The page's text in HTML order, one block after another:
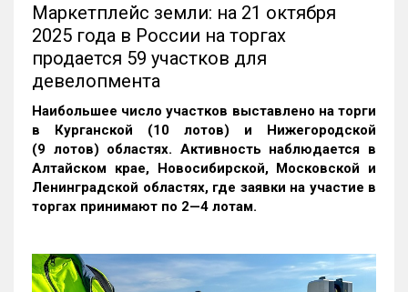
Маркетплейс земли: на 21 октября
2025 года в России на торгах
продается 59 участков для
девелопмента
Наибольшее число участков выставлено на торги
в Курганской (10 лотов) и Нижегородской
(9 лотов) областях. Активность наблюдается в
Алтайском крае, Новосибирской, Московской и
Ленинградской областях, где заявки на участие в
торгах принимают по 2—4 лотам.